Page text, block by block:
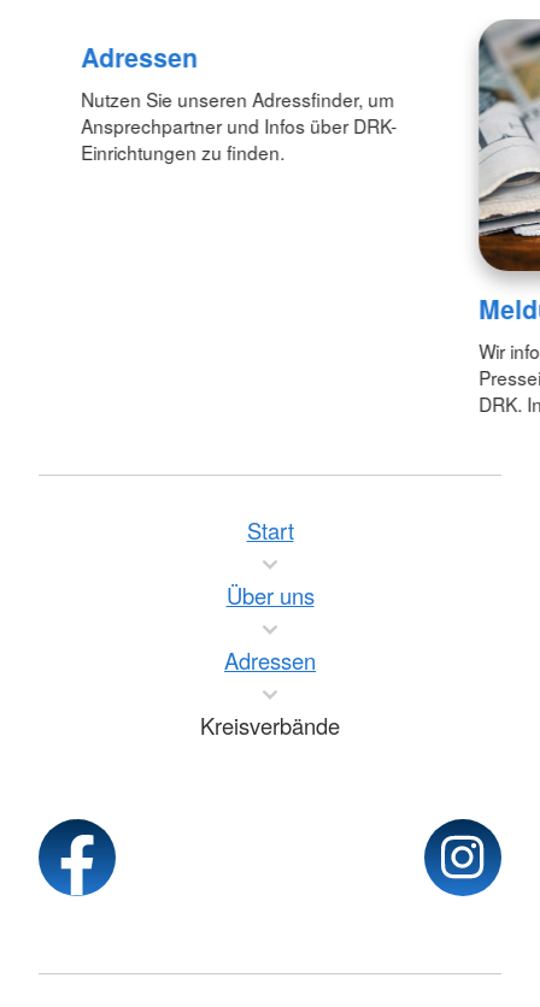
Adressen
Nutzen Sie unseren Adressfinder, um
Ansprechpartner und Infos über DRK-
Einrichtungen zu finden.
Wir
DRK.
Start
Über uns
Adressen
Kreisverbände